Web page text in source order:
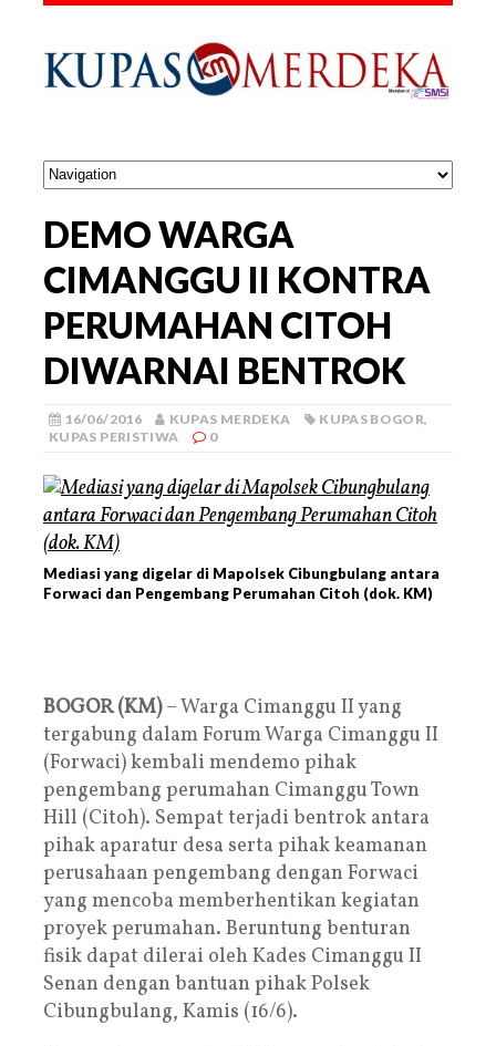
DEMO WARGA
CIMANGGU II KONTRA
PERUMAHAN CITOH
DIWARNAI BENTROK
16/06/2016 KUPAS MERDEKA KUPAS BOGOR,
KUPAS PERISTIWA
0
Mediasi yang digelar di Mapolsek Cibungbulang antara
Forwaci dan Pengembang Perumahan Citoh (dok. KM)
BOGOR (KM)– Warga Cimanggu II yang
tergabung dalam Forum Warga Cimanggu II
(Forwaci) kembali mendemo pihak
pengembang perumahan Cimanggu Town
Hill (Citoh). Sempat terjadi bentrok antara
pihak aparatur desa serta pihak keamanan
perusahaan pengembang dengan Forwaci
yang mencoba memberhentikan kegiatan
proyek perumahan. Beruntung benturan
fisik dapat dilerai oleh Kades Cimanggu II
Senan dengan bantuan pihak Polsek
Cibungbulang, Kamis (16/6).